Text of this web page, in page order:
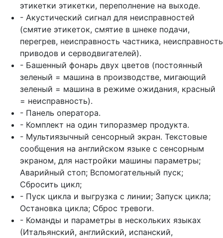
этикетки этикетки, переполнение на выходе.
- Акустический сигнал для неисправностей
(смятие этикеток, смятие в шнеке подачи,
перегрев, неисправность частника, неисправность
приводов и серводвигателей).
- Башенный фонарь двух цветов (постоянный
зеленый = машина в производстве, мигающий
зеленый = машина в режиме ожидания, красный
= неисправность).
- Панель оператора.
- Комплект на один типоразмер продукта.
- Мультиязычный сенсорный экран. Текстовые
сообщения на английском языке с сенсорным
экраном, для настройки машины параметры;
Аварийный стоп; Вспомогательный пуск;
Сбросить цикл;
- Пуск цикла и выгрузка с линии; Запуск цикла;
Остановка цикла; Сброс тревоги.
- Команды и параметры в нескольких языках
(Итальянский, английский, испанский,